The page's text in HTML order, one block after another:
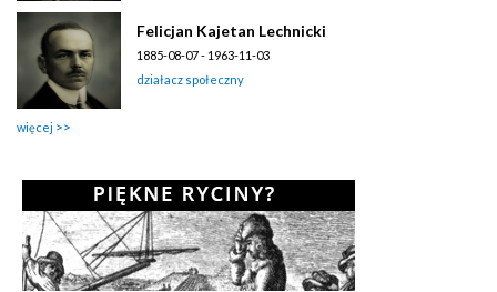
Felicjan Kajetan Lechnicki
1885-08-07 - 1963-11-03
działacz społeczny
więcej